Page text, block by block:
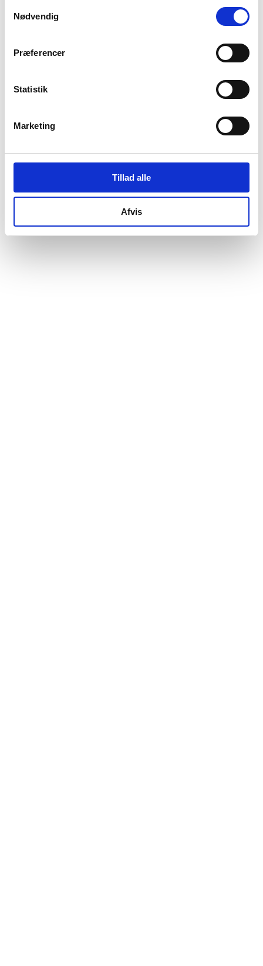
Nødvendig
Præferencer
Statistik
Marketing
Tillad alle
Afvis